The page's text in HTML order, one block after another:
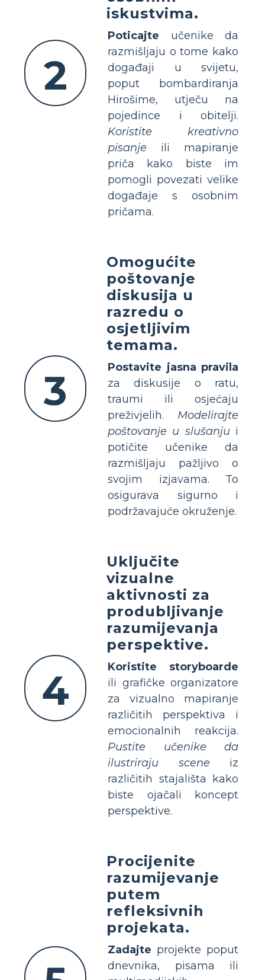
2
iskustvima.
Poticajte učenike da
razmišljaju o tome kako
događaji u svijetu,
poput bombardiranja
Hirošime, utječu na
pojedince i obitelji.
Koristite kreativno
pisanje ili mapiranje
priča kako biste im
pomogli povezati velike
događaje s osobnim
pričama.
3
Omogućite
poštovanje
diskusija u
razredu o
osjetljivim
temama.
Postavite jasna pravila
za diskusije o ratu,
traumi ili osjećaju
preživjelih. Modelirajte
poštovanje u slušanjui
potičite učenike da
razmišljaju pažljivo o
svojim izjavama. To
osigurava sigurno i
podržavajuće okruženje.
4
Uključite
vizualne
aktivnosti za
produbljivanje
razumijevanja
perspektive.
Koristite storyboarde
ili grafičke organizatore
za vizualno mapiranje
različitih perspektiva i
emocionalnih reakcija.
Pustite učenike da
ilustriraju scene iz
različitih stajališta kako
biste ojačali koncept
perspektive.
Procijenite
razumijevanje
putem
refleksivnih
projekata.
Zadajte projekte poput
dnevnika, pisama ili